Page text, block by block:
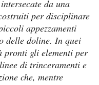
da una
per disciplinare
appezzamenti
delle doline. In quei
pronti gli elementi per
di trinceramenti e
che, mentre